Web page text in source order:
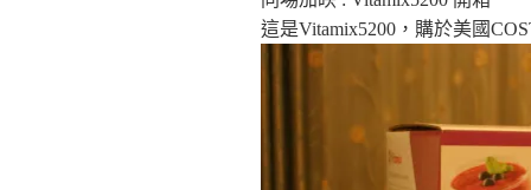
這是Vitamix5200，購於美國